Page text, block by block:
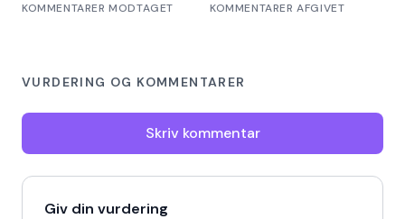
KOMMENTARER MODTAGET KOMMENTARER AFGIVET
VURDERING OG KOMMENTARER
Skriv kommentar
Giv din vurdering